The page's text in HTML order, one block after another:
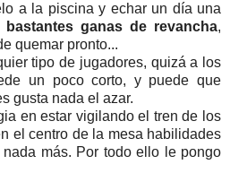
a la piscina y echar un día una
ganas de revancha,
quemar pronto...
tipo de jugadores, quizá a los
un poco corto, y puede que
gusta nada el azar.
en estar vigilando el tren de los
el centro de la mesa habilidades
más. Por todo ello le pongo